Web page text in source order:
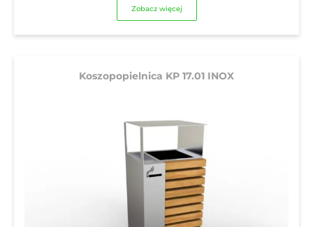
Zobacz więcej
Koszopopielnica KP 17.01 INOX